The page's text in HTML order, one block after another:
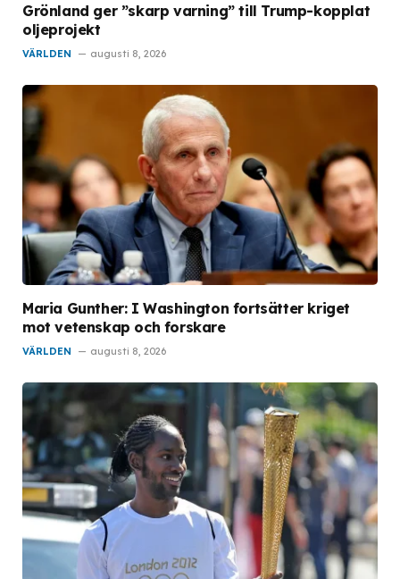
Grönland ger ”skarp varning” till Trump-kopplat
oljeprojekt
VÄRLDEN augusti 8, 2026
Maria Gunther: I Washington fortsätter kriget
mot vetenskap och forskare
VÄRLDEN augusti 8, 2026